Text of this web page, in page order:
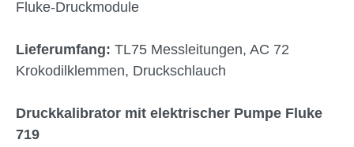
Fluke-Druckmodule
Lieferumfang: TL75 Messleitungen, AC 72
Krokodilklemmen, Druckschlauch
Druckkalibrator mit elektrischer Pumpe Fluke
719